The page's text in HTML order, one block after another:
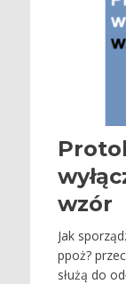
wzór
Jak
ppoż?
służą do